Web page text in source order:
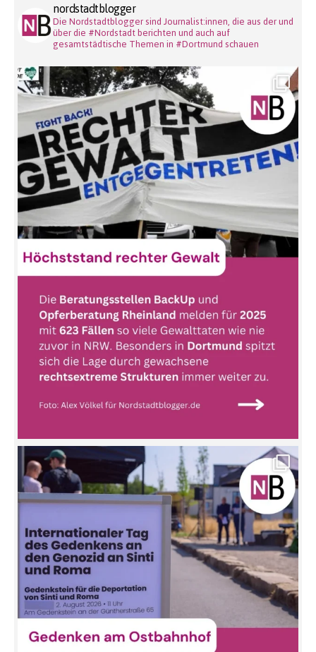
nordstadtblogger
Die Nordstadtblogger sind Journalist:innen, die aus der und
über die #Nordstadt berichten und auch auf
gesamtstädtische Themen in #Dortmund schauen